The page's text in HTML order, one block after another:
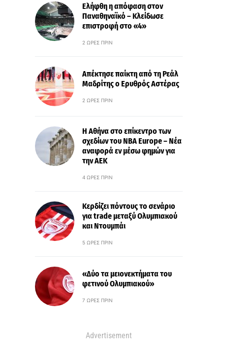
Ελήφθη η απόφαση στον
Παναθηναϊκό – Κλείδωσε
επιστροφή στο «4»
2 ΏΡΕΣ ΠΡΙΝ
Απέκτησε παίκτη από τη Ρεάλ
Μαδρίτης ο Ερυθρός Αστέρας
2 ΏΡΕΣ ΠΡΙΝ
Η Αθήνα στο επίκεντρο των
σχεδίων του NBA Europe – Νέα
αναφορά εν μέσω φημών για
την ΑΕΚ
4 ΏΡΕΣ ΠΡΙΝ
Κερδίζει πόντους το σενάριο
για trade μεταξύ Ολυμπιακού
και Ντουμπάι
5 ΏΡΕΣ ΠΡΙΝ
«Δύο τα μειονεκτήματα του
φετινού Ολυμπιακού»
7 ΏΡΕΣ ΠΡΙΝ
Advertisement